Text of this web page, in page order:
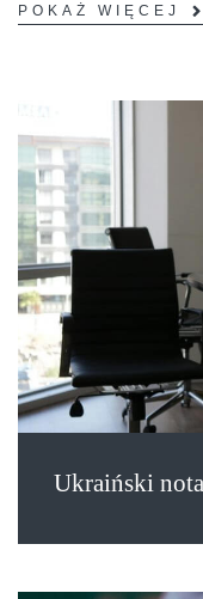
POKAŻ WIĘCEJ
Ukraiński